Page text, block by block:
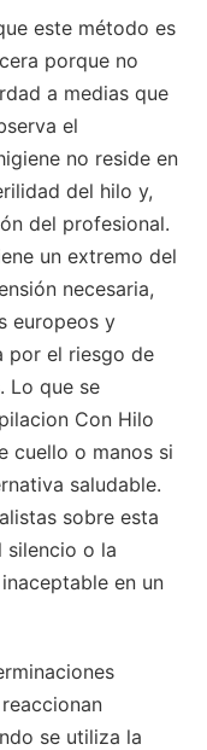
este método es
porque no
a medias que
el
no reside en
del hilo y,
del profesional.
un extremo del
necesaria,
europeos y
por el riesgo de
Lo que se
Con Hilo
cuello o manos si
saludable.
sobre esta
silencio o la
en un
se utiliza la